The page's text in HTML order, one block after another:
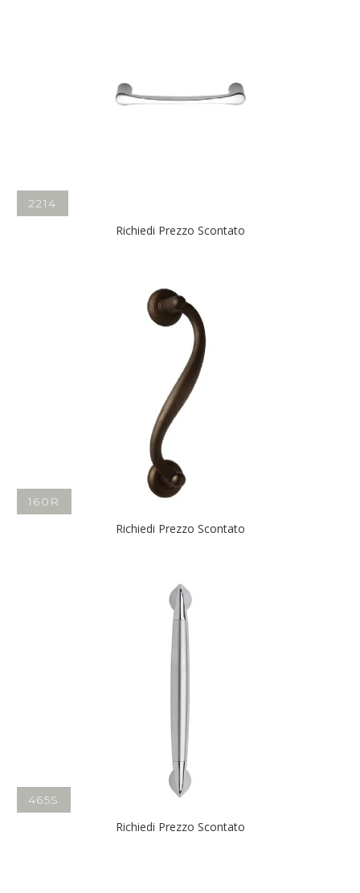
2214
Richiedi Prezzo Scontato
160R
Richiedi Prezzo Scontato
465S
Richiedi Prezzo Scontato